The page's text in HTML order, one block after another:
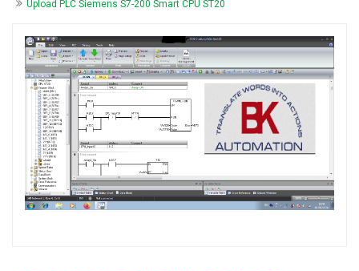
Upload PLC Siemens S7-200 Smart CPU ST20